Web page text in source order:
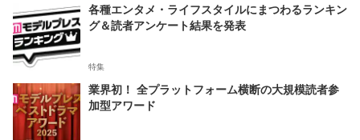
各種エンタメ・ライフスタイルにまつわるランキン
グ＆読者アンケート結果を発表
特集
業界初！ 全プラットフォーム横断の大規模読者参
加型アワード